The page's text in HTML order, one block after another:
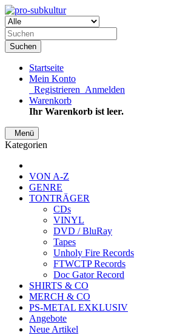
Suchen
Startseite
Mein Konto
Registrieren Anmelden
Warenkorb
Ihr Warenkorb ist leer.
Menü
Kategorien
VON A-Z
GENRE
TONTRÄGER
CDs
VINYL
DVD / BluRay
Tapes
Unholy Fire Records
FTWCTP Records
Doc Gator Record
SHIRTS & CO
MERCH & CO
PS-METAL EXKLUSIV
Angebote
Neue Artikel